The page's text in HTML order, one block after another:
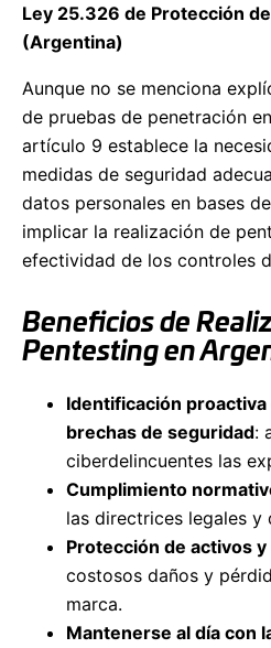
Ley 25.326 de Protección
(Argentina)
Aunque no se menciona
de pruebas de penetración
artículo 9 establece la
medidas de seguridad
datos personales en bases
implicar la realización de
efectividad de los controles
Beneficios de
Pentesting en
Identificación
brechas de seguridad:
ciberdelincuentes las
Cumplimiento
las directrices legales y
Protección de activos
costosos daños y
marca.
Mantenerse al día con